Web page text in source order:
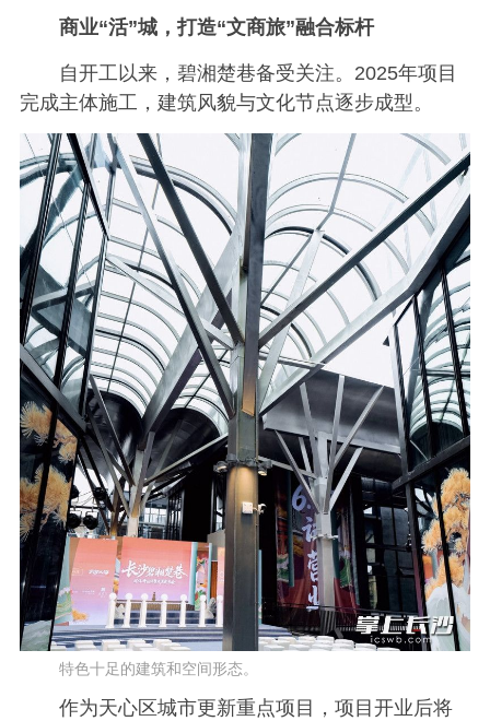
商业“活”城，打造“文商旅”融合标杆
自开工以来，碧湘楚巷备受关注。2025年项目
完成主体施工，建筑风貌与文化节点逐步成型。
特色十足的建筑和空间形态。
作为天心区城市更新重点项目，项目开业后将